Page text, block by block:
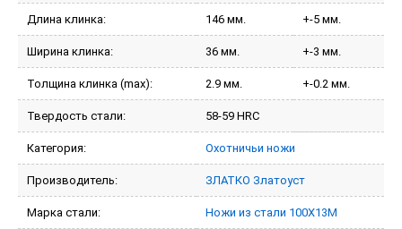
Длина клинка: 146 мм. +-5 мм.
Ширина клинка: 36 мм. +-3 мм.
Толщина клинка (max): 2.9 мм. +-0.2 мм.
Твердость стали: 58-59 HRC
Категория: Охотничьи ножи
Производитель: ЗЛАТКО Златоуст
Марка стали: Ножи из стали 100Х13М